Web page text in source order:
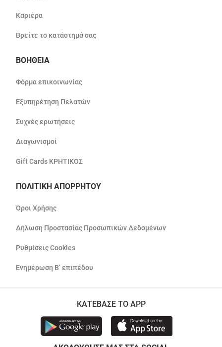
Καριέρα
Βρείτε το κατάστημά σας
ΒΟΗΘΕΙΑ
Φόρμα επικοινωνίας
Εξυπηρέτηση Πελατών
Συχνές ερωτήσεις
Διαγωνισμοί
Gift Cards ΚΡΗΤΙΚΟΣ
ΠΟΛΙΤΙΚΗ ΑΠΟΡΡΗΤΟΥ
Όροι Χρήσης
Δήλωση Προστασίας Προσωπικών Δεδομένων
Ρυθμίσεις Cookies
Ενημέρωση Β’ επιπέδου
ΚΑΤΕΒΑΣΕ ΤΟ APP